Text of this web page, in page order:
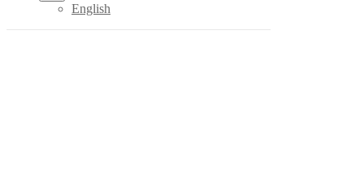
English